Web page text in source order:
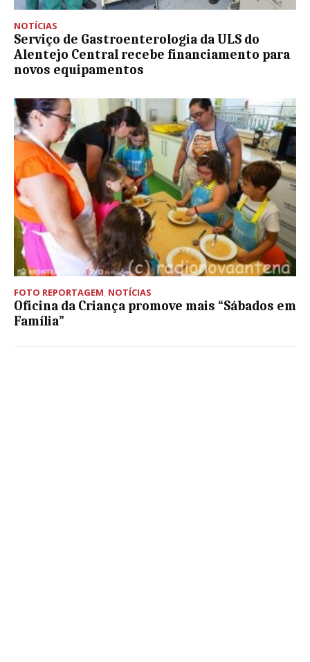
NOTÍCIAS
Serviço de Gastroenterologia da ULS do
Alentejo Central recebe financiamento para
novos equipamentos
FOTO REPORTAGEM, NOTÍCIAS
Oficina da Criança promove mais “Sábados em
Família”